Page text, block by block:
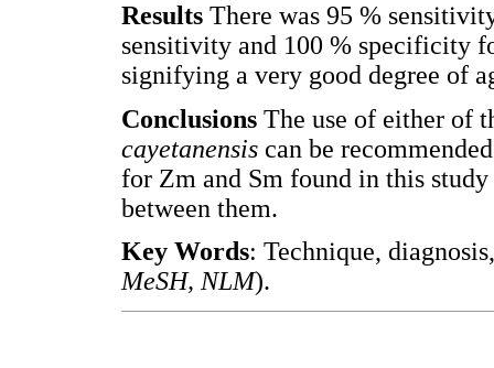
Results There was 95 %
sensitivity and 100 % specificity
signifying a very good degree of
Conclusions The use of either of
cayetanensis can be
for Zm and Sm found in this
between them.
Key Words: Technique,
MeSH, NLM).